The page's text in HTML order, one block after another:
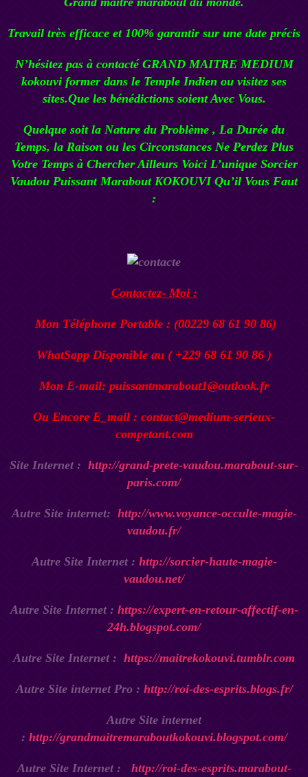
Travail très efficace et 100% garantir sur une date précis
N’hésitez pas à contacté GRAND MAITRE MEDIUM
kokouvi former dans le Temple Indien ou visitez ses
sites.Que les bénédictions soient Avec Vous.
Quelque soit la Nature du Problème , La Durée du
Temps, la Raison ou les Circonstances Ne Perdez Plus
Votre Temps à Chercher Ailleurs Voici L’unique Sorcier
Vaudou Puissant Marabout KOKOUVIQu’il Vous Faut
:
Contactez- Moi :
Mon Téléphone Portable : (00229 68 61 90 86)
WhatSapp Disponible au ( +229 68 61 90 86 )
Mon E-mail: puissantmarabout1@outlook.fr
Ou Encore E_mail : contact@medium-serieux-
competant.com
Site Internet : http://grand-prete-vaudou.marabout-sur-
paris.com/
Autre Site internet: http://www.voyance-occulte-magie-
vaudou.fr/
Autre Site Internet : http://sorcier-haute-magie-
vaudou.net/
Autre Site Internet : https://expert-en-retour-affectif-en-
24h.blogspot.com/
Autre Site Internet : https://maitrekokouvi.tumblr.com
Autre Site internet Pro : http://roi-des-esprits.blogs.fr/
Autre Site internet
: http://grandmaitremaraboutkokouvi.blogspot.com/
Autre Site Internet : http://roi-des-esprits.marabout-